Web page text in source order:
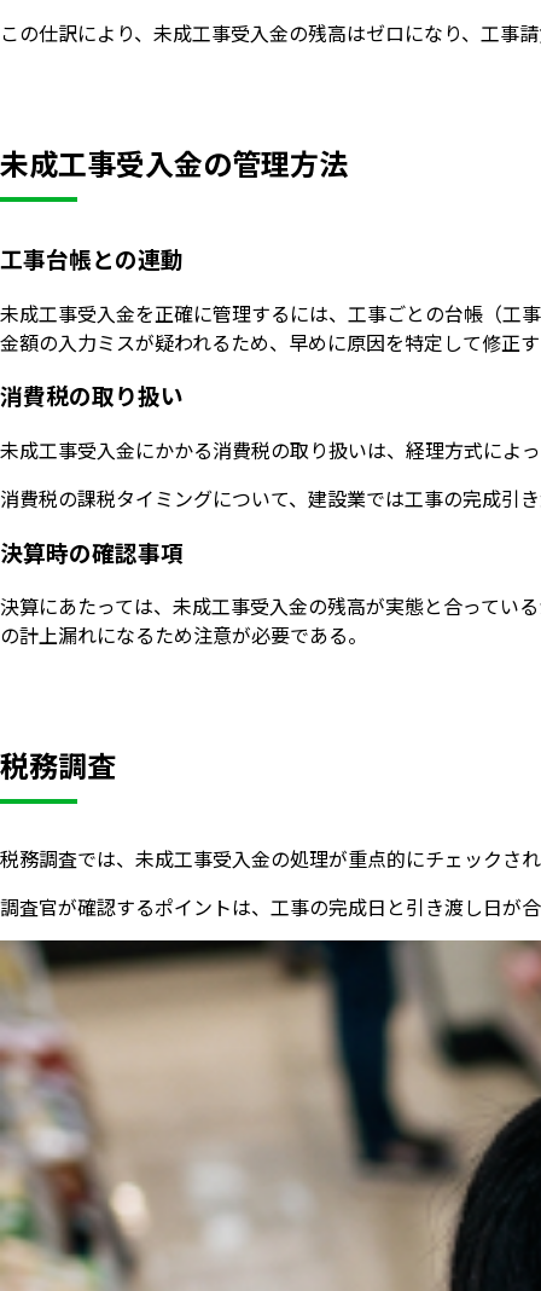
この仕訳により、未成工事受入金の残高はゼロになり、工事
未成工事受入金の管理方法
工事台帳との連動
未成工事受入金を正確に管理するには、工事ごとの台帳（工
金額の入力ミスが疑われるため、早めに原因を特定して修正
消費税の取り扱い
未成工事受入金にかかる消費税の取り扱いは、経理方式によ
消費税の課税タイミングについて、建設業では工事の完成引
決算時の確認事項
決算にあたっては、未成工事受入金の残高が実態と合ってい
の計上漏れになるため注意が必要である。
税務調査
税務調査では、未成工事受入金の処理が重点的にチェックさ
調査官が確認するポイントは、工事の完成日と引き渡し日が